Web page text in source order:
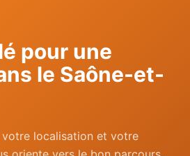
pour une
le Saône-et-
localisation et votre